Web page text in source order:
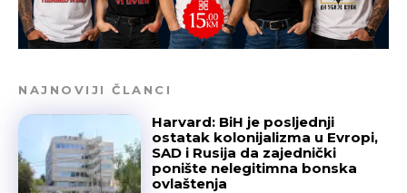
NAJNOVIJI ČLANCI
Harvard: BiH je posljednji
ostatak kolonijalizma u Evropi,
SAD i Rusija da zajednički
ponište nelegitimna bonska
ovlaštenja